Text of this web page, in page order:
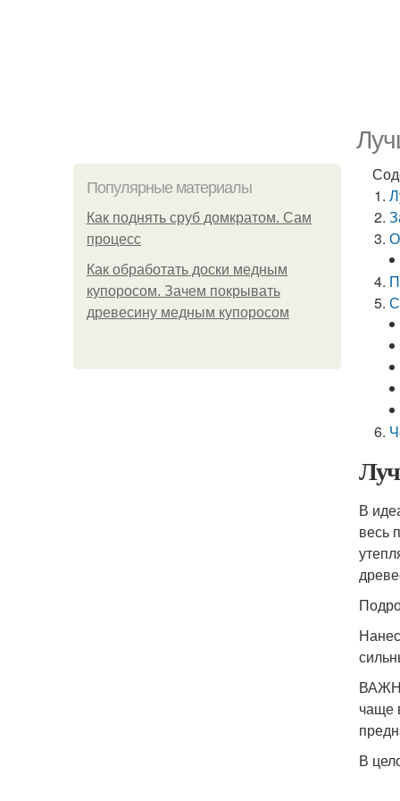
Популярные материалы
Как поднять сруб домкратом. Сам
процесс
Как обработать доски медным
купоросом. Зачем покрывать
древесину медным купоросом
В
весь
чаще
В